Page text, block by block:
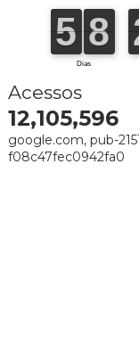
Acessos
12,105,596
google.com, pub-
f08c47fec0942fa0